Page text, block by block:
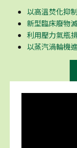
以高溫焚化抑
新型臨床廢物
利用壓力氣瓶
以蒸汽渦輪機